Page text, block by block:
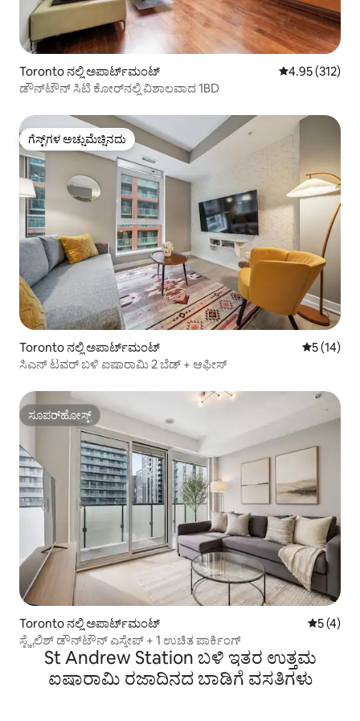
Toronto ನಲ್ಲಿ ಅಪಾರ್ಟ್‌ಮಂಟ್ 5 ರಲ್ಲಿ 4.95
4.95 (312)
ಡೌನ್‌ಟೌನ್ ಸಿಟಿ ಕೋರ್‌ನಲ್ಲಿ ವಿಶಾಲವಾದ 1BD
ಗೆಸ್ಟ್‌ಗಳ ಅಚ್ಚುಮೆಚ್ಚಿನದು
ಗೆಸ್ಟ್‌ಗಳ ಅಚ್ಚುಮೆಚ್ಚಿನದು
Toronto ನಲ್ಲಿ ಅಪಾರ್ಟ್‌ಮಂಟ್ 5 ರಲ್ಲಿ 5
5 (14)
ಸಿಎನ್ ಟವರ್ ಬಳಿ ಐಷಾರಾಮಿ 2 ಬೆಡ್ + ಆಫೀಸ್
ಸೂಪರ್‌ಹೋಸ್ಟ್
ಸೂಪರ್‌ಹೋಸ್ಟ್
Toronto ನಲ್ಲಿ ಅಪಾರ್ಟ್‌ಮಂಟ್ 5 ರಲ್ಲಿ 5
5 (4)
ಸ್ಟೈಲಿಶ್ ಡೌನ್‌ಟೌನ್ ಎಸ್ಕೇಪ್ + 1 ಉಚಿತ ಪಾರ್ಕಿಂಗ್
St Andrew Station ಬಳಿ ಇತರ ಉತ್ತಮ
ಐಷಾರಾಮಿ ರಜಾದಿನದ ಬಾಡಿಗೆ ವಸತಿಗಳು